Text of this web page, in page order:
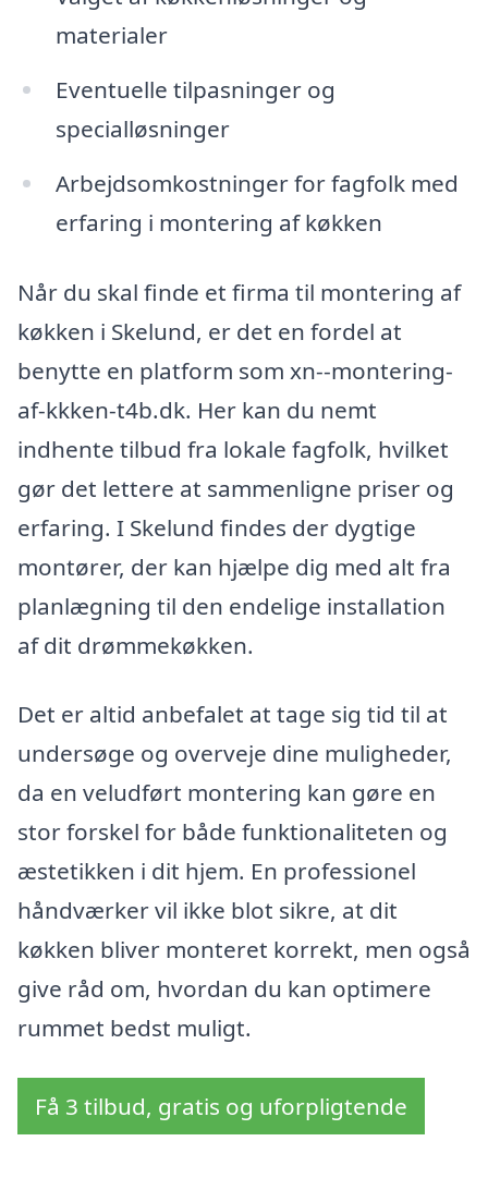
materialer
Eventuelle tilpasninger og
specialløsninger
Arbejdsomkostninger for fagfolk med
erfaring i montering af køkken
Når du skal finde et firma til montering af
køkken i Skelund, er det en fordel at
benytte en platform som xn--montering-
af-kkken-t4b.dk. Her kan du nemt
indhente tilbud fra lokale fagfolk, hvilket
gør det lettere at sammenligne priser og
erfaring. I Skelund findes der dygtige
montører, der kan hjælpe dig med alt fra
planlægning til den endelige installation
af dit drømmekøkken.
Det er altid anbefalet at tage sig tid til at
undersøge og overveje dine muligheder,
da en veludført montering kan gøre en
stor forskel for både funktionaliteten og
æstetikken i dit hjem. En professionel
håndværker vil ikke blot sikre, at dit
køkken bliver monteret korrekt, men også
give råd om, hvordan du kan optimere
rummet bedst muligt.
Få 3 tilbud, gratis og uforpligtende